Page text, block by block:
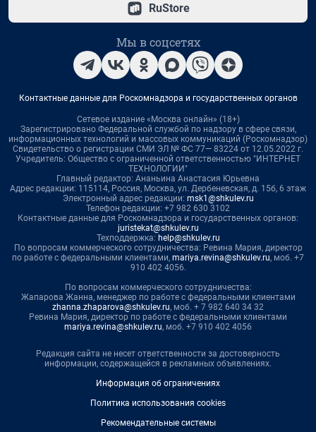
RuStore
Мы в соцсетях
Контактные данные для Роскомнадзора и государственных органов
Сетевое издание «Москва онлайн» (18+)
Зарегистрировано Федеральной службой по надзору в сфере связи,
информационных технологий и массовых коммуникаций (Роскомнадзор)
Свидетельство о регистрации СМИ ЭЛ № ФС 77— 83224 от 12.05.2022 г.
Учредитель: Общество с ограниченной ответственностью "ИНТЕРНЕТ
ТЕХНОЛОГИИ"
Главный редактор: Ананьина Анастасия Юрьевна
Адрес редакции: 115114, Россия, Москва, ул. Дербеневская, д. 15б, 6 этаж
Электронный адрес редакции: msk1@shkulev.ru
Телефон редакции: +7 982 630 3102
Контактные данные для Роскомнадзора и государственных органов:
juristekat@shkulev.ru
Техподдержка: help@shkulev.ru
По вопросам коммерческого сотрудничества: Ревина Мария, директор
по работе с федеральными клиентами, mariya.revina@shkulev.ru, моб. +7
910 402 4056.
По вопросам коммерческого сотрудничества:
Жапарова Жанна, менеджер по работе с федеральными клиентами
zhanna.zhaparova@shkulev.ru, моб. + 7 982 640 34 32
Ревина Мария, директор по работе с федеральными клиентами
mariya.revina@shkulev.ru, моб. +7 910 402 4056
Редакция сайта не несет ответственности за достоверность
информации, содержащейся в рекламных объявлениях.
Информация об ограничениях
Политика использования cookies
Рекомендательные системы